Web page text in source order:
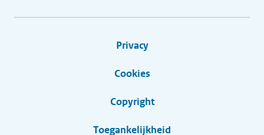
Privacy
Cookies
Copyright
Toegankelijkheid